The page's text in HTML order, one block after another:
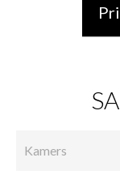
Kamers